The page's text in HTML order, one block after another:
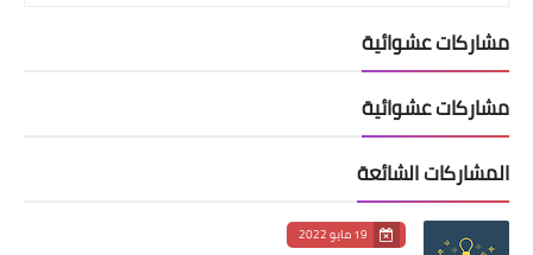
مشاركات عشوائية
مشاركات عشوائية
المشاركات الشائعة
19 مايو 2022